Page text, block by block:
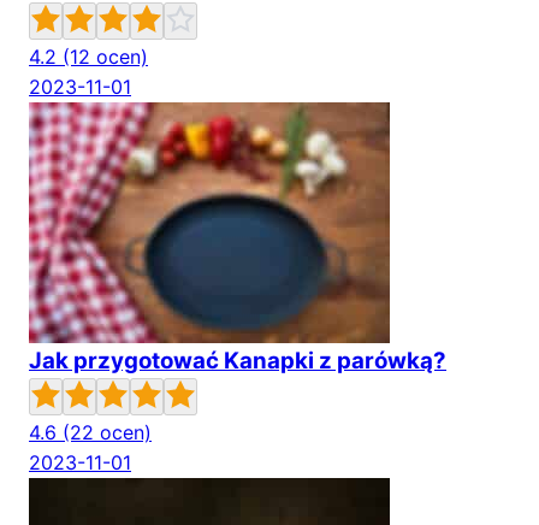
4.2 (12 ocen)
2023-11-01
Jak przygotować Kanapki z parówką?
4.6 (22 ocen)
2023-11-01